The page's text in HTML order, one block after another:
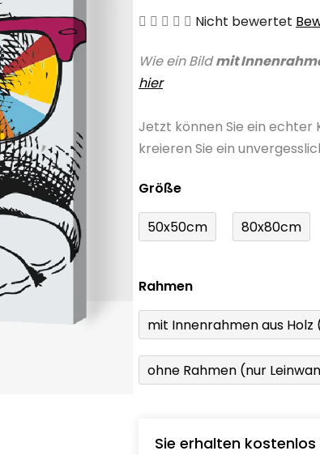
Die
Produktbewertung
von
5
Nicht bewertet
Wie ein Bildmit
hier
Jetzt können Sie ein echter
kreieren Sie ein
Größe
50x50cm 80x80cm
Rahmen
mit Innenrahmen aus
ohne Rahmen (nur
Sie erhalten kostenlos